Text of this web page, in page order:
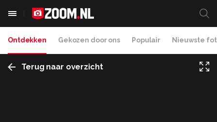
Ontdekken Gekozen door ons Populair Nieuwste
Terug naar overzicht